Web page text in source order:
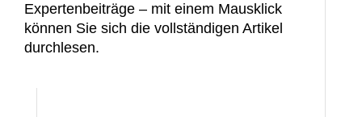
Expertenbeiträge – mit einem Mausklick
können Sie sich die vollständigen Artikel
durchlesen.